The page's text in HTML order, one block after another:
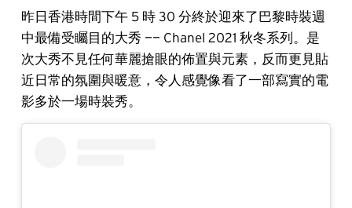
昨日香港時間下午 5 時 30 分終於迎來了巴黎時裝週
中最備受矚目的大秀 —— Chanel 2021 秋冬系列。是
次大秀不見任何華麗搶眼的佈置與元素，反而更見貼
近日常的氛圍與暖意，令人感覺像看了一部寫實的電
影多於一場時裝秀。